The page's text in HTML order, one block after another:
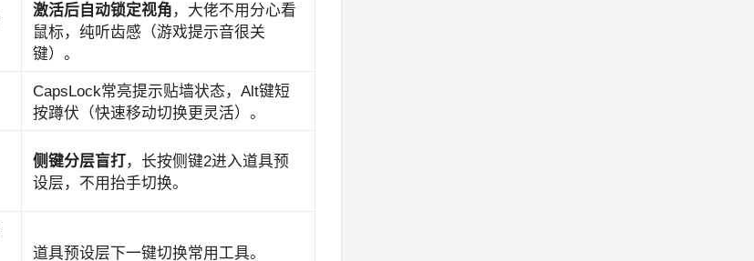
激活后自动锁定视角 ，大佬不用分心看
鼠标，纯听齿感（游戏提示音很关
键）。
CapsLock常亮提示贴墙状态，Alt键短
按蹲伏（快速移动切换更灵活）。
侧键分层盲打，长按侧键2进入道具预
设层，不用抬手切换。
道具预设层下一键切换常用工具。